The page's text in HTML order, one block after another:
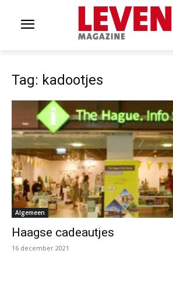
Tag: kadootjes
Algemeen
Haagse cadeautjes
16 december 2021